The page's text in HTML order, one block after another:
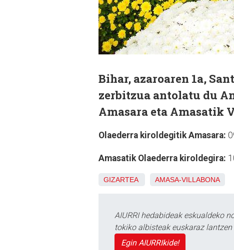
Bihar, azaroaren 1a,
zerbitzua antolatu du
Amasara eta Amasatik
Olaederra kiroldegitik Amasara:
Amasatik Olaederra kiroldegira:
GIZARTEA AMASA-VILLABONA
AIURRI hedabideak eskualdeko
tokiko albisteak euskaraz
Egin AIURRIkide!